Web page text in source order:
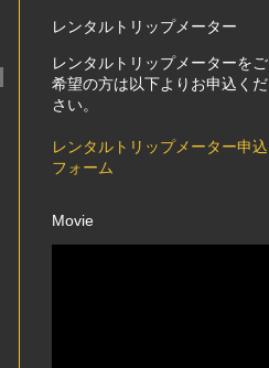
レンタルトリップメーター
レンタルトリップメーターをご
希望の方は以下よりお申込くだ
さい。
レンタルトリップメーター申込
フォーム
Movie